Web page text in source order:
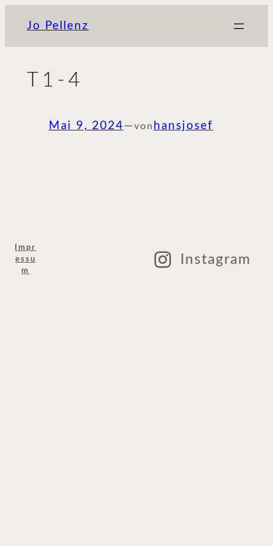
Inhalt
springen
Jo Pellenz
T1-4
Mai 9, 2024—von hansjosef
Impr
essu
m
Instagram